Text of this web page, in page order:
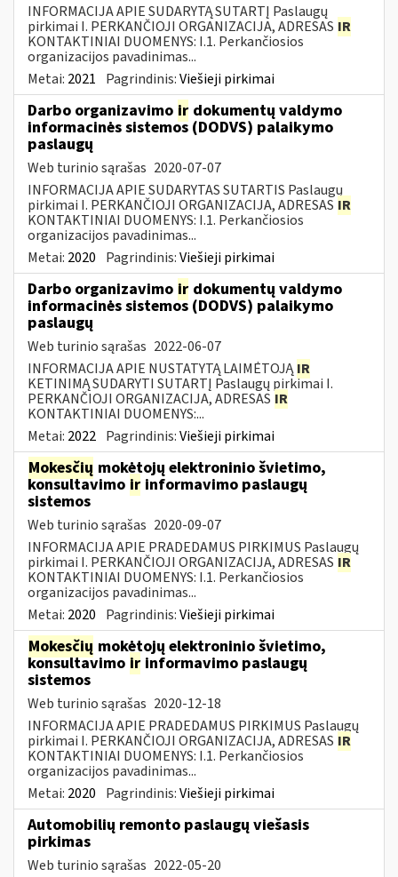
INFORMACIJA APIE SUDARYTĄ SUTARTĮ Paslaugų
pirkimai I. PERKANČIOJI ORGANIZACIJA, ADRESAS IR
KONTAKTINIAI DUOMENYS: I.1. Perkančiosios
organizacijos pavadinimas...
Metai: 2021 Pagrindinis:Viešieji pirkimai
Darbo organizavimo ir dokumentų valdymo
informacinės sistemos (DODVS) palaikymo
paslaugų
Web turinio sąrašas 2020-07-07
INFORMACIJA APIE SUDARYTAS SUTARTIS Paslaugų
pirkimai I. PERKANČIOJI ORGANIZACIJA, ADRESAS IR
KONTAKTINIAI DUOMENYS: I.1. Perkančiosios
organizacijos pavadinimas...
Metai: 2020 Pagrindinis:Viešieji pirkimai
Darbo organizavimo ir dokumentų valdymo
informacinės sistemos (DODVS) palaikymo
paslaugų
Web turinio sąrašas 2022-06-07
INFORMACIJA APIE NUSTATYTĄ LAIMĖTOJĄIR
KETINIMĄ SUDARYTI SUTARTĮ Paslaugų pirkimai I.
PERKANČIOJI ORGANIZACIJA, ADRESAS IR
KONTAKTINIAI DUOMENYS:...
Metai: 2022 Pagrindinis:Viešieji pirkimai
Mokesčių mokėtojų elektroninio švietimo,
konsultavimo ir informavimo paslaugų
sistemos
Web turinio sąrašas 2020-09-07
INFORMACIJA APIE PRADEDAMUS PIRKIMUS Paslaugų
pirkimai I. PERKANČIOJI ORGANIZACIJA, ADRESAS IR
KONTAKTINIAI DUOMENYS: I.1. Perkančiosios
organizacijos pavadinimas...
Metai: 2020 Pagrindinis:Viešieji pirkimai
Mokesčių mokėtojų elektroninio švietimo,
konsultavimo ir informavimo paslaugų
sistemos
Web turinio sąrašas 2020-12-18
INFORMACIJA APIE PRADEDAMUS PIRKIMUS Paslaugų
pirkimai I. PERKANČIOJI ORGANIZACIJA, ADRESAS IR
KONTAKTINIAI DUOMENYS: I.1. Perkančiosios
organizacijos pavadinimas...
Metai: 2020 Pagrindinis:Viešieji pirkimai
Automobilių remonto paslaugų viešasis
pirkimas
Web turinio sąrašas 2022-05-20